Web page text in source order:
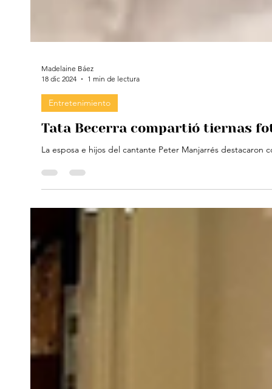
Madelaine Báez
18 dic 2024
1 min de lectura
Entretenimiento
Tata Becerra compartió tiernas
La esposa e hijos del cantante Peter Manjarrés